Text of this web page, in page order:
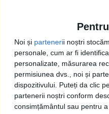
Noi și partenerii noștri
personale, cum ar fi
personalizate, măsurarea
permisiunea dvs., noi și
dispozitivului. Puteți da clic
partenerii noștri conform
consimțământul sau pentru
își consolidează
principalele puncte de
compania
a ajuns la 878